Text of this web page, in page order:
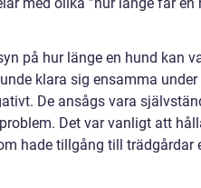
på hur länge en hund kan
klara sig ensamma under
De ansågs vara
Det var vanligt att
hade tillgång till trädgårdar